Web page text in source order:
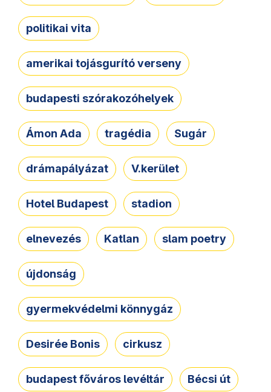
politikai vita
amerikai tojásgurító verseny
budapesti szórakozóhelyek
Ámon Ada tragédia Sugár
drámapályázat V.kerület
Hotel Budapest stadion
elnevezés Katlan slam poetry
újdonság
gyermekvédelmi könnygáz
Desirée Bonis cirkusz
budapest főváros levéltár Bécsi út